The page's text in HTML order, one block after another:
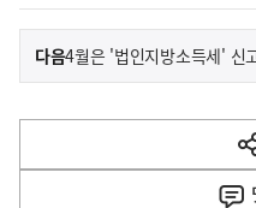
이
전
다
음
다음기
4월은 '법인지방소득세' 신